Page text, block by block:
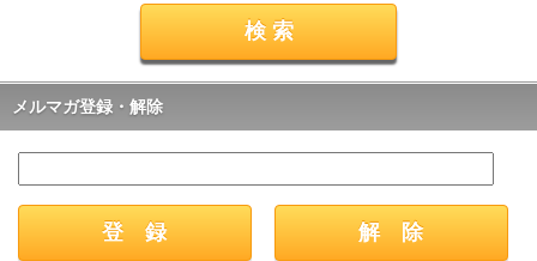
メルマガ登録・解除